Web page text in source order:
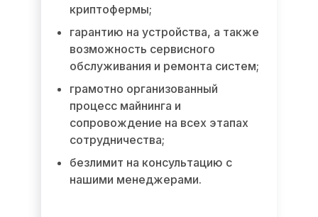
криптофермы;
гарантию на устройства, а также
возможность сервисного
обслуживания и ремонта систем;
грамотно организованный
процесс майнинга и
сопровождение на всех этапах
сотрудничества;
безлимит на консультацию с
нашими менеджерами.